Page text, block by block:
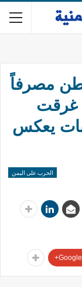
مصرفاً
غرقت
يعكس
الحرب على اليمن
Google+